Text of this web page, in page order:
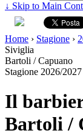
↓ Skip to Main
Home › Stagione ›
Siviglia
Bartoli / Capuano
Stagione 2026/2027
Il
Bartoli /